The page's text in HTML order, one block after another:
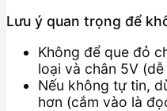
Lưu ý quan trọng để
Không để que đỏ
loại và chân 5V
Nếu không tự tin,
hơn (cắm vào là